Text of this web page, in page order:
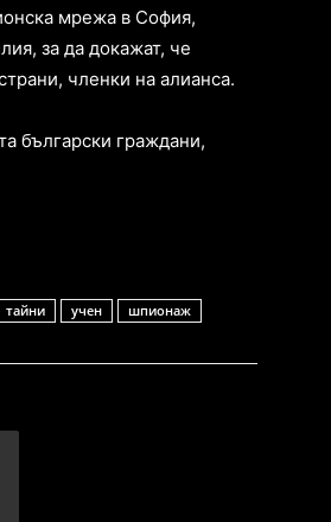
мрежа в София,
за да докажат, че
членки на алианса.
български граждани,
тайни учен шпионаж